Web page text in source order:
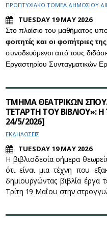
ΠΡΟΠΤΥΧΙΑΚΟ ΤΟΜΕΑ ΔΗΜΟΣΙΟΥ
TUESDAY 19 MAY 2026
Στο πλαίσιο του μαθήματος
φοιτητές και οι φοιτήτριες
συνοδευόμενοι από τους
Εργαστηρίου Συνταγματικών
ΤΜΗΜΑ ΘΕΑΤΡΙΚΩΝ
ΤΕΤΑΡΤΗ ΤΟΥ ΒΙΒΛΙΟΥ»: Η
24/5/2026]
ΕΚΔΗΛΩΣΕΙΣ
TUESDAY 19 MAY 2026
Η βιβλιοδεσία σήμερα
ότι είναι μια τέχνη που
δημιουργώντας βιβλία έργα
Τρίτη 19 Μαΐου στην